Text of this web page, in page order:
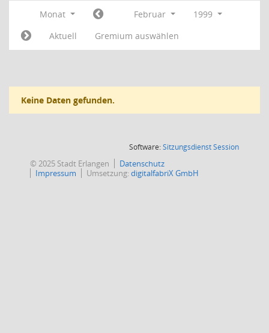
Monat Februar
1999
Aktuell
Gremium auswählen
Keine Daten gefunden.
Software:SitzungsdienstSession(Wird in
© 2025 Stadt Erlangen
Datenschutz
Impressum
Umsetzung:digitalfabriX GmbH